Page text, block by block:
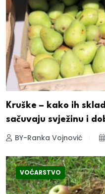
Kruške – kako ih
sačuvaju svježinu i
BY-Ranka Vojnović
VOĆARSTVO